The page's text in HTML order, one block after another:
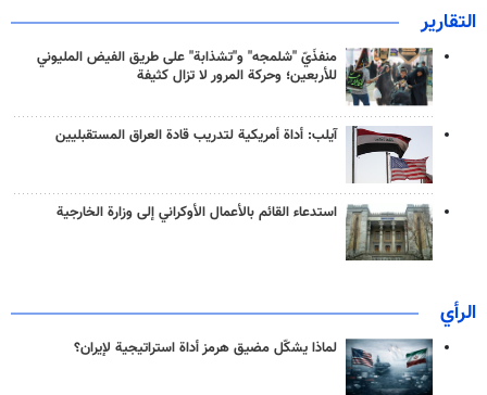
التقارير
منفذَيّ "شلمجه" و"تشذابة" على طريق الفيض المليوني
للأربعين؛ وحركة المرور لا تزال كثيفة
آيلب: أداة أمريكية لتدريب قادة العراق المستقبليين
استدعاء القائم بالأعمال الأوكراني إلى وزارة الخارجية
الرأي
لماذا يشكّل مضيق هرمز أداة استراتيجية لإيران؟